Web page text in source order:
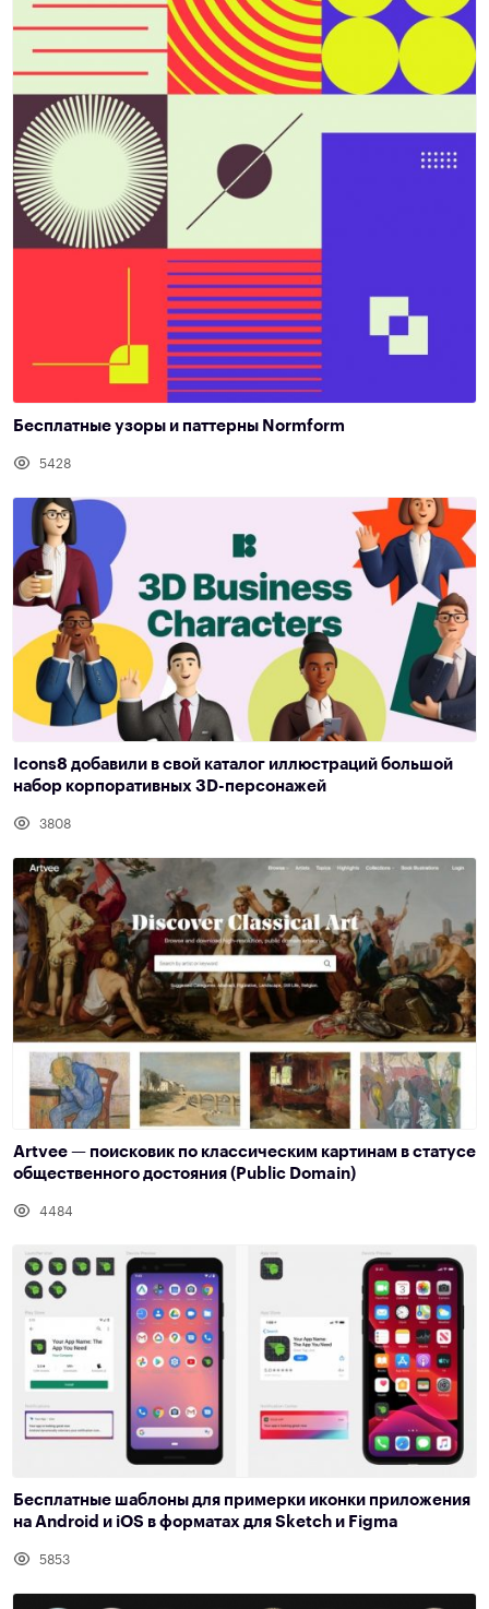
Бесплатные узоры и паттерны Normform
5428
Icons8 добавили в свой каталог иллюстраций большой
набор корпоративных 3D-персонажей
3808
‌Artvee — поисковик по классическим картинам в статусе
общественного достояния (Public Domain)
4484
Бесплатные шаблоны для примерки иконки приложения
на Android и iOS в форматах для Sketch и Figma
5853